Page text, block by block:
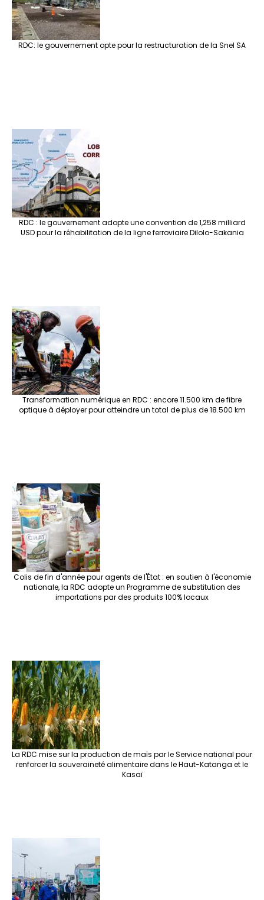
RDC: le gouvernement opte pour la restructuration de la Snel SA
RDC : le gouvernement adopte une convention de 1,258 milliard
USD pour la réhabilitation de la ligne ferroviaire Dilolo-Sakania
Transformation numérique en RDC : encore 11.500 km de fibre
optique à déployer pour atteindre un total de plus de 18.500 km
Colis de fin d'année pour agents de l'État : en soutien à l'économie
nationale, la RDC adopte un Programme de substitution des
importations par des produits 100% locaux
La RDC mise sur la production de maïs par le Service national pour
renforcer la souveraineté alimentaire dans le Haut-Katanga et le
Kasaï